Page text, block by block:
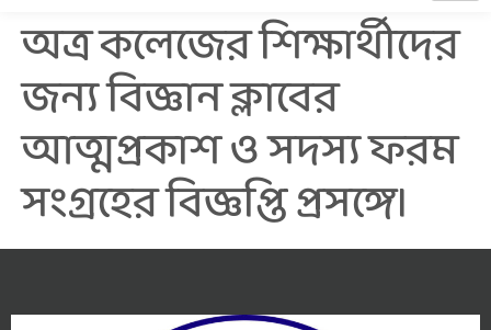
অত্র কলেজের শিক্ষার্থীদের
জন্য বিজ্ঞান ক্লাবের
আত্মপ্রকাশ ও সদস্য ফরম
সংগ্রহের বিজ্ঞপ্তি প্রসঙ্গে।